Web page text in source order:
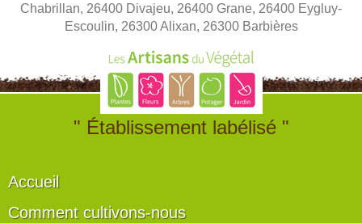
Chabrillan, 26400 Divajeu, 26400 Grane, 26400 Eygluy-
Escoulin, 26300 Alixan, 26300 Barbières
" Établissement labélisé "
Accueil
Comment cultivons-nous